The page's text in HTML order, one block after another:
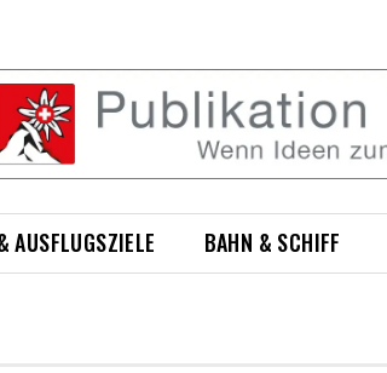
AUSFLUGSZIELE BAHN & SCHIFF